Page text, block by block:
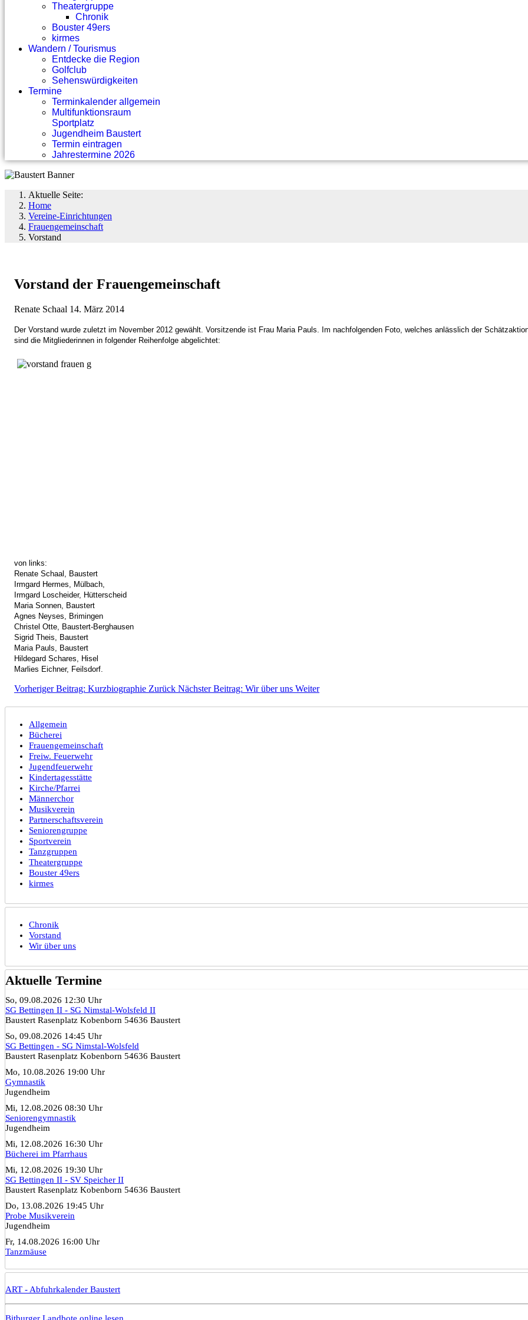
Theatergruppe
Chronik
Bouster 49ers
kirmes
Wandern / Tourismus
Entdecke die Region
Golfclub
Sehenswürdigkeiten
Termine
Terminkalender allgemein
Multifunktionsraum
Sportplatz
Jugendheim Baustert
Termin eintragen
Jahrestermine 2026
Aktuelle Seite:
Home
Vereine-Einrichtungen
Frauengemeinschaft
Vorstand
Vorstand der Frauengemeinschaft
Renate Schaal 14. März 2014
Der Vorstand wurde zuletzt im November 2012 gewählt. Vorsitzende ist Frau Maria Pauls. Im nachfolgenden Foto, welches anlässlich der
sind die Mitgliederinnen in folgender Reihenfolge abgelichtet:
von links:
Renate Schaal, Baustert
Irmgard Hermes, Mülbach,
Irmgard Loscheider, Hütterscheid
Maria Sonnen, Baustert
Agnes Neyses, Brimingen
Christel Otte, Baustert-Berghausen
Sigrid Theis, Baustert
Maria Pauls, Baustert
Hildegard Schares, Hisel
Marlies Eichner, Feilsdorf.
Vorheriger Beitrag: Kurzbiographie Zurück Nächster Beitrag: Wir über uns Weiter
Allgemein
Bücherei
Frauengemeinschaft
Freiw. Feuerwehr
Jugendfeuerwehr
Kindertagesstätte
Kirche/Pfarrei
Männerchor
Musikverein
Partnerschaftsverein
Seniorengruppe
Sportverein
Tanzgruppen
Theatergruppe
Bouster 49ers
kirmes
Chronik
Vorstand
Wir über uns
Aktuelle Termine
So, 09.08.2026 12:30 Uhr
SG Bettingen II - SG Nimstal-Wolsfeld II
Baustert Rasenplatz Kobenborn 54636 Baustert
So, 09.08.2026 14:45 Uhr
SG Bettingen - SG Nimstal-Wolsfeld
Baustert Rasenplatz Kobenborn 54636 Baustert
Mo, 10.08.2026 19:00 Uhr
Gymnastik
Jugendheim
Mi, 12.08.2026 08:30 Uhr
Seniorengymnastik
Jugendheim
Mi, 12.08.2026 16:30 Uhr
Bücherei im Pfarrhaus
Mi, 12.08.2026 19:30 Uhr
SG Bettingen II - SV Speicher II
Baustert Rasenplatz Kobenborn 54636 Baustert
Do, 13.08.2026 19:45 Uhr
Probe Musikverein
Jugendheim
Fr, 14.08.2026 16:00 Uhr
Tanzmäuse
ART - Abfuhrkalender Baustert